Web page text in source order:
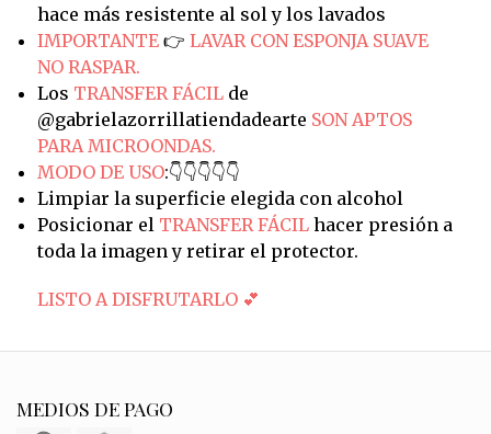
hace más resistente al sol y los lavados
IMPORTANTE 👉 LAVAR CON ESPONJA SUAVE
NO RASPAR.
Los TRANSFER FÁCILde
@gabrielazorrillatiendadearte SON APTOS
PARA MICROONDAS.
MODO DE USO:👇👇👇👇👇
Limpiar la superficie elegida con alcohol
Posicionar el TRANSFER FÁCILhacer presión a
toda la imagen y retirar el protector.
LISTO A DISFRUTARLO 💕
MEDIOS DE PAGO